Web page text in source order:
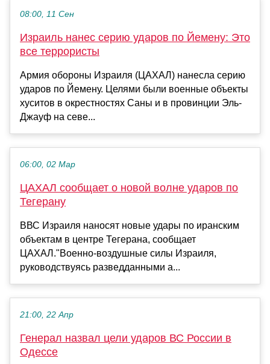
08:00, 11 Сен
Израиль нанес серию ударов по Йемену: Это
все террористы
Армия обороны Израиля (ЦАХАЛ) нанесла серию
ударов по Йемену. Целями были военные объекты
хуситов в окрестностях Саны и в провинции Эль-
Джауф на севе...
06:00, 02 Мар
ЦАХАЛ сообщает о новой волне ударов по
Тегерану
ВВС Израиля наносят новые удары по иранским
объектам в центре Тегерана, сообщает
ЦАХАЛ."Военно-воздушные силы Израиля,
руководствуясь разведданными а...
21:00, 22 Апр
Генерал назвал цели ударов ВС России в
Одессе